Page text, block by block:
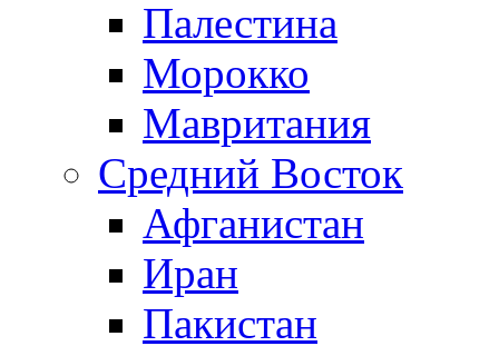
Палестина
Морокко
Мавритания
Средний Восток
Афганистан
Иран
Пакистан